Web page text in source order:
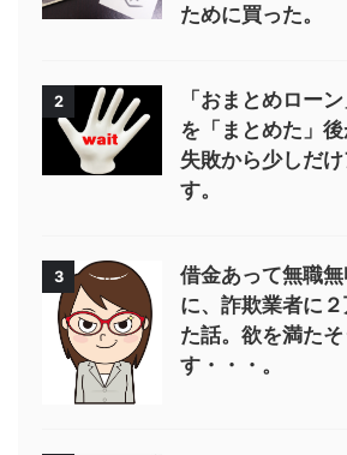
ために買った。
2
「おまとめロー
を「まとめた」
失敗から少しだ
す。
3
借金あって無職
に、詐欺業者に
た話。欲を満た
す・・・。